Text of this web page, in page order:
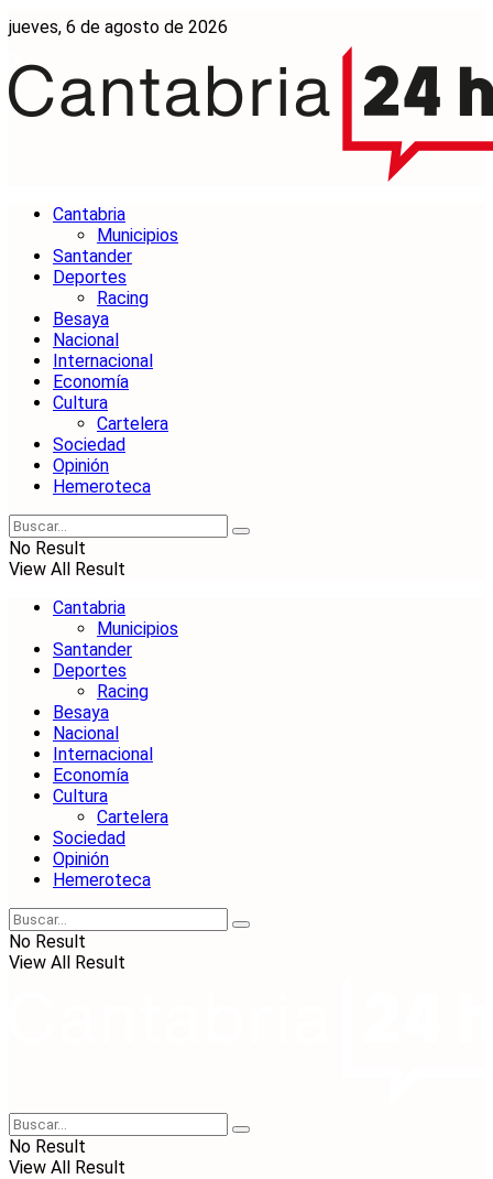
jueves, 6 de agosto de 2026
Cantabria
Municipios
Santander
Deportes
Racing
Besaya
Nacional
Internacional
Economía
Cultura
Cartelera
Sociedad
Opinión
Hemeroteca
No Result
View All Result
Cantabria
Municipios
Santander
Deportes
Racing
Besaya
Nacional
Internacional
Economía
Cultura
Cartelera
Sociedad
Opinión
Hemeroteca
No Result
View All Result
No Result
View All Result